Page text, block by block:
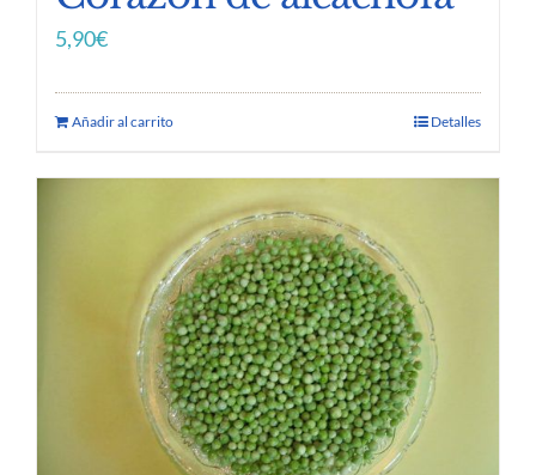
5,90€
Añadir al carrito Detalles